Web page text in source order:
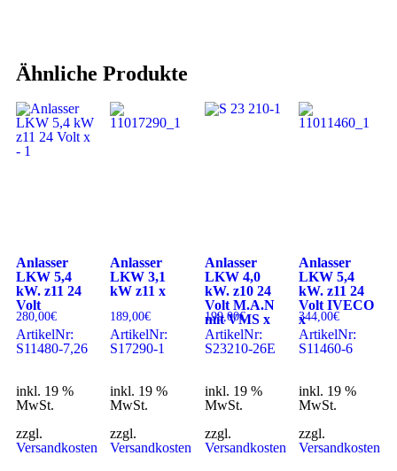
Ähnliche Produkte
Anlasser
LKW 5,4
kW. z11 24
Volt
280,00€
ArtikelNr:
S11480-7,26
inkl. 19 %
MwSt.
zzgl.
Versandkosten
Anlasser
LKW 3,1
kW z11 x
189,00€
ArtikelNr:
S17290-1
inkl. 19 %
MwSt.
zzgl.
Versandkosten
Anlasser
LKW 4,0
kW. z10 24
Volt M.A.N
mit VMS x
199,00€
ArtikelNr:
S23210-26E
inkl. 19 %
MwSt.
zzgl.
Versandkosten
Anlasser
LKW 5,4
kW. z11 24
Volt IVECO
x
344,00€
ArtikelNr:
S11460-6
inkl. 19 %
MwSt.
zzgl.
Versandkosten